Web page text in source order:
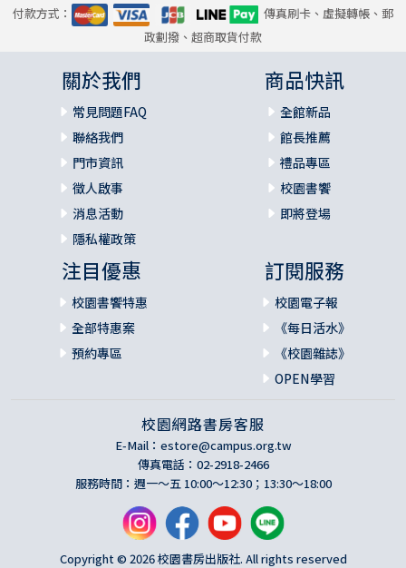
付款方式：
傳真刷卡、虛擬轉帳、郵
政劃撥、超商取貨付款
關於我們
常見問題FAQ
聯絡我們
門市資訊
徵人啟事
消息活動
隱私權政策
商品快訊
全館新品
館長推薦
禮品專區
校園書饗
即將登場
注目優惠
校園書饗特惠
全部特惠案
預約專區
訂閱服務
校園電子報
《每日活水》
《校園雜誌》
OPEN學習
校園網路書房客服
E-Mail： estore@campus.org.tw
傳真電話：02-2918-2466
服務時間：週一～五 10:00～12:30；13:30～18:00
Copyright © 2026 校園書房出版社. All rights reserved